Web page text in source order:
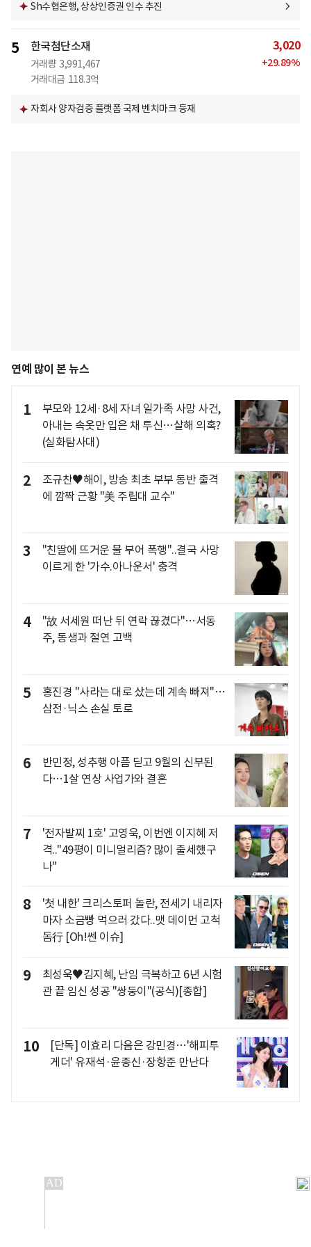
Sh수협은행, 상상인증권 인수 추진
5 한국첨단소재
거래량 3,991,467
거래대금 118.3억
3,020
+29.89%
자회사 양자검증 플랫폼 국제 벤치마크 등재
연예 많이 본 뉴스
1
부모와 12세·8세 자녀 일가족 사망 사건,
아내는 속옷만 입은 채 투신…살해 의혹?
(실화탐사대)
2
조규찬♥해이, 방송 최초 부부 동반 출격
에 깜짝 근황 "美 주립대 교수"
3
"친딸에 뜨거운 물 부어 폭행"..결국 사망
이르게 한 '가수.아나운서' 충격
4
"故 서세원 떠난 뒤 연락 끊겼다"…서동
주, 동생과 절연 고백
5
홍진경 "사라는 대로 샀는데 계속 빠져"…
삼전·닉스 손실 토로
6
반민정, 성추행 아픔 딛고 9월의 신부된
다…1살 연상 사업가와 결혼
7
'전자발찌 1호' 고영욱, 이번엔 이지혜 저
격.."49평이 미니멀리즘? 많이 출세했구
나"
8
'첫 내한' 크리스토퍼 놀란, 전세기 내리자
마자 소금빵 먹으러 갔다..맷 데이먼 고척
돔行 [Oh!쎈 이슈]
9
최성욱♥김지혜, 난임 극복하고 6년 시험
관 끝 임신 성공 "쌍둥이"(공식)[종합]
10
[단독] 이효리 다음은 강민경…'해피투
게더' 유재석·윤종신·장항준 만난다